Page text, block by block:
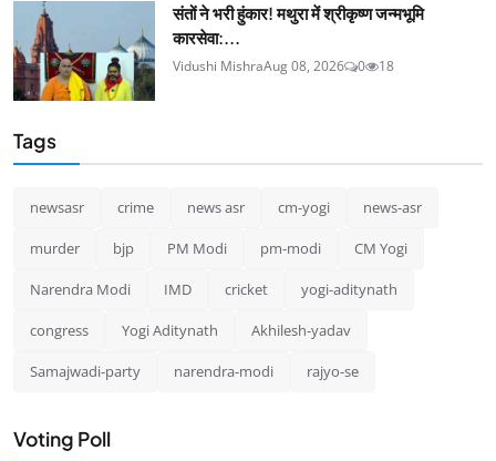
संतों ने भरी हुंकार! मथुरा में श्रीकृष्ण जन्मभूमि
कारसेवा:...
Vidushi MishraAug 08, 2026 0 18
Tags
newsasr crime news asr cm-yogi news-asr
murder bjp PM Modi pm-modi CM Yogi
Narendra Modi IMD cricket yogi-aditynath
congress Yogi Aditynath Akhilesh-yadav
Samajwadi-party narendra-modi rajyo-se
Voting Poll